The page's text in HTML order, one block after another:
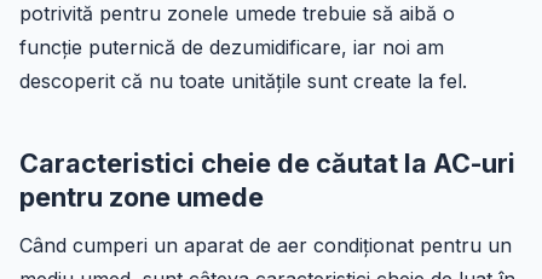
potrivită pentru zonele umede trebuie să aibă o
funcție puternică de dezumidificare, iar noi am
descoperit că nu toate unitățile sunt create la fel.
Caracteristici cheie de căutat la AC-uri
pentru zone umede
Când cumperi un aparat de aer condiționat pentru un